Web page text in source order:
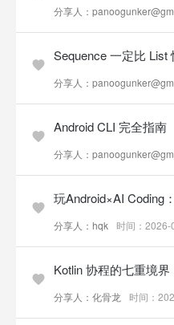
分享人：
Sequence 一定比 List
分享人：
Android CLI 完全指南
分享人：
玩Android×AI Coding
分享人：hqk 时间：
Kotlin 协程的七重境
分享人：化骨龙 时间：